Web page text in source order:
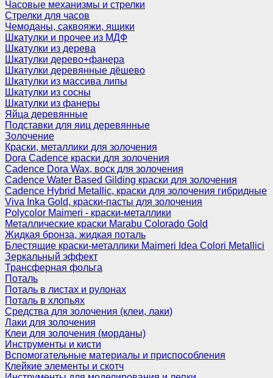
Часовые механизмы и стрелки
Стрелки для часов
Чемоданы, саквояжи, ящики
Шкатулки и прочее из МДФ
Шкатулки из дерева
Шкатулки дерево+фанера
Шкатулки деревянные дёшево
Шкатулки из массива липы
Шкатулки из сосны
Шкатулки из фанеры
Яйца деревянные
Подставки для яиц деревянные
Золочение
Краски, металлики для золочения
Dora Cadence краски для золочения
Cadence Dora Wax, воск для золочения
Cadence Water Based Gilding краски для золочения
Cadence Hybrid Metallic, краски для золочения гибридные
Viva Inka Gold, краски-пасты для золочения
Polycolor Maimeri - краски-металлики
Металлические краски Marabu Colorado Gold
Жидкая бронза, жидкая поталь
Блестящие краски-металлики Maimeri Idea Colori Metallici
Зеркальный эффект
Трансферная фольга
Поталь
Поталь в листах и рулонах
Поталь в хлопьях
Средства для золочения (клеи, лаки)
Лаки для золочения
Клеи для золочения (морданы)
Инструменты и кисти
Вспомогательные материалы и приспособления
Клейкие элементы и скотч